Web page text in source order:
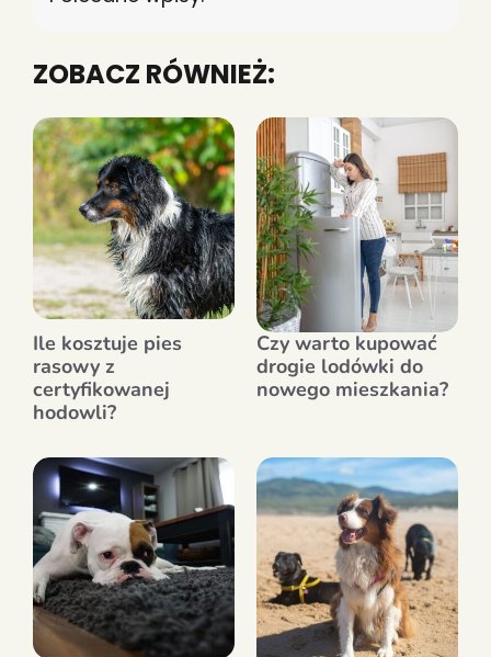
ZOBACZ RÓWNIEŻ:
Ile kosztuje pies
rasowy z
certyfikowanej
hodowli?
Czy warto kupować
drogie lodówki do
nowego mieszkania?